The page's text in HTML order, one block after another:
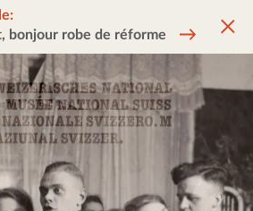
bonjour robe de réforme